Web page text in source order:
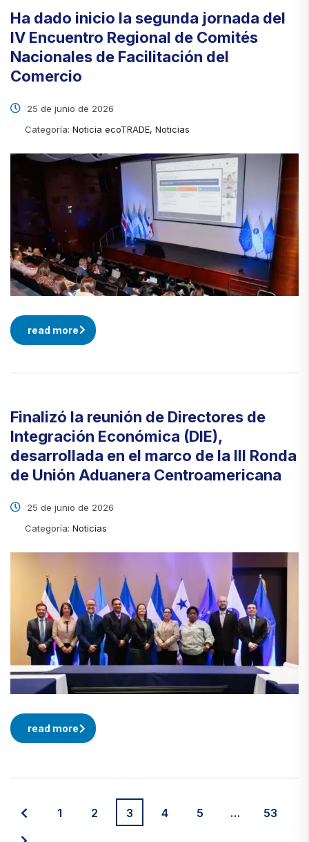
Ha dado inicio la segunda jornada del
IV Encuentro Regional de Comités
Nacionales de Facilitación del
Comercio
25 de junio de 2026
Categoría: Noticia ecoTRADE, Noticias
read more
Finalizó la reunión de Directores de
Integración Económica (DIE),
desarrollada en el marco de la III Ronda
de Unión Aduanera Centroamericana
25 de junio de 2026
Categoría: Noticias
read more
1 2 3 4 5 … 53